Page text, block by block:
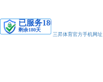
三昇体育官方手机网址